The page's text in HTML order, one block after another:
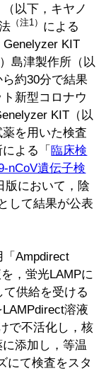
以下，キヤノ
（注1） による
Genelyzer KIT
島津製作所（以
約30分で結果
新型コロナウ
KIT（以
を用いた検査
よる「臨床検
nCoV遺伝子検
版において，陰
して結果が公表
Ampdirect
，蛍光LAMPに
供給を受ける
溶液
で不活化し，核
添加し，等温
にて検査をスタ